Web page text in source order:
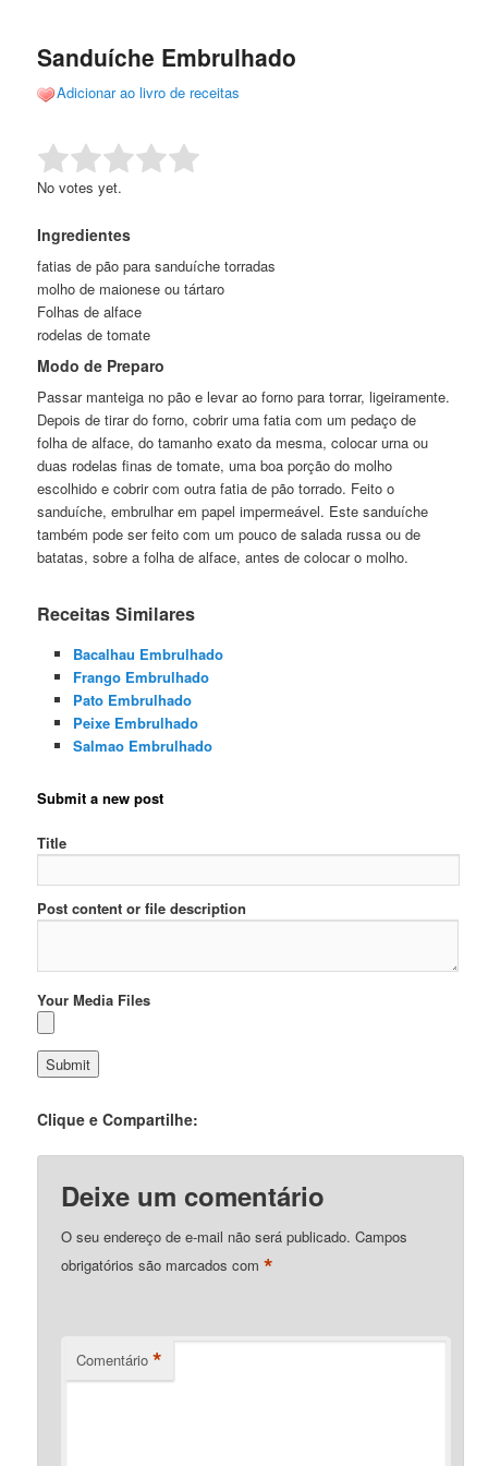
conteúdo
conteúdo
Sanduíche Embrulhado
Adicionar ao livro de receitas
Rate this item: Submit Rating
No votes yet.
Ingredientes
fatias de pão para sanduíche torradas
molho de maionese ou tártaro
Folhas de alface
rodelas de tomate
Modo de Preparo
Passar manteiga no pão e levar ao forno para torrar, ligeiramente.
Depois de tirar do forno, cobrir uma fatia com um pedaço de
folha de alface, do tamanho exato da mesma, colocar urna ou
duas rodelas finas de tomate, uma boa porção do molho
escolhido e cobrir com outra fatia de pão torrado. Feito o
sanduíche, embrulhar em papel impermeável. Este sanduíche
também pode ser feito com um pouco de salada russa ou de
batatas, sobre a folha de alface, antes de colocar o molho.
Receitas Similares
Bacalhau Embrulhado
Frango Embrulhado
Pato Embrulhado
Peixe Embrulhado
Salmao Embrulhado
Submit a new post
Title
Post content or file description
Your Media Files
Clique e Compartilhe:
Deixe um comentário
O seu endereço de e-mail não será publicado. Campos
obrigatórios são marcados com*
Comentário *